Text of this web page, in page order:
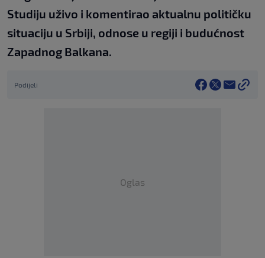
Studiju uživo i komentirao aktualnu političku
situaciju u Srbiji, odnose u regiji i budućnost
Zapadnog Balkana.
Podijeli
Oglas